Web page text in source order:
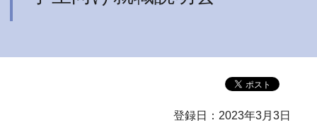
登録日：2023年3月3日